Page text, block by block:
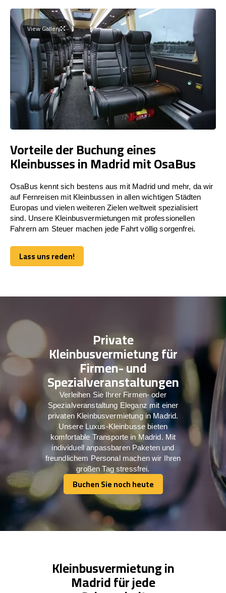
View Gallery
Vorteile der Buchung eines
Kleinbusses in Madrid mit OsaBus
OsaBus kennt sich bestens aus mit Madrid und mehr, da wir
auf Fernreisen mit Kleinbussen in allen wichtigen Städten
Europas und vielen weiteren Zielen weltweit spezialisiert
sind. Unsere Kleinbusvermietungen mit professionellen
Fahrern am Steuer machen jede Fahrt völlig sorgenfrei.
Lass uns reden!
Lass uns reden!
Private
Kleinbusvermietung für
Firmen- und
Spezialveranstaltungen
Verleihen Sie Ihrer Firmen- oder
Spezialveranstaltung Eleganz mit einer
privaten Kleinbusvermietung in Madrid.
Unsere Luxus-Kleinbusse bieten
komfortable Transporte in Madrid. Mit
individuell anpassbaren Paketen und
freundlichem Personal machen wir Ihren
großen Tag stressfrei.
Buchen Sie noch heute
Buchen Sie noch heute
Kleinbusvermietung in
Madrid für jede